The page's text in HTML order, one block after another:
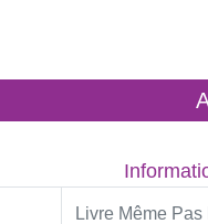
Livre Même Pas